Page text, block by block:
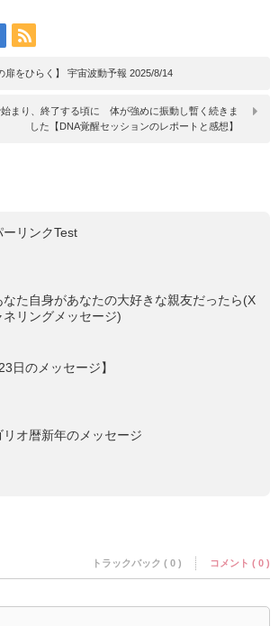
扉をひらく】 宇宙波動予報 2025/8/14
まり、終了する頃に 体が強めに振動し暫く続きま
した【DNA覚醒セッションのレポートと感想】
ーリンクTest
なた自身があなたの大好きな親友だったら(X
ネリングメッセージ)
日のメッセージ】
リオ暦新年のメッセージ
トラックバック ( 0 ) コメント ( 0 )